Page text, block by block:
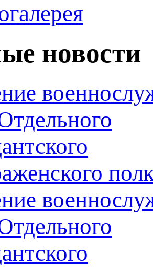
новости